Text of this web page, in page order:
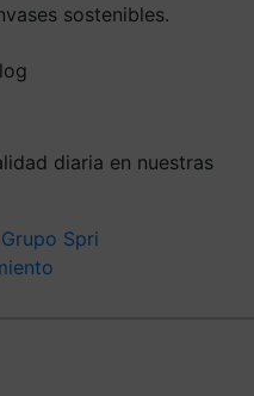
sostenibles.
diaria en nuestras
Spri